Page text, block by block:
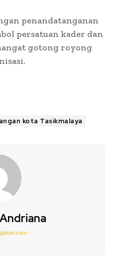
penandatanganan
persatuan kader dan
gotong royong
kota Tasikmalaya